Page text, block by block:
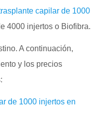
capilar de 1000
4000 injertos o Biofibra.
A continuación,
y los precios
de 1000 injertos en